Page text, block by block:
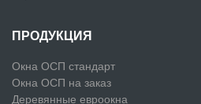
ПРОДУКЦИЯ
Окна ОСП стандарт
Окна ОСП на заказ
Деревянные евроокна